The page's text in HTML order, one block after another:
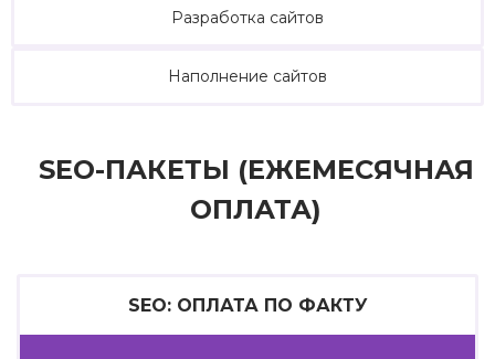
Разработка сайтов
Наполнение сайтов
SEO-ПАКЕТЫ (ЕЖЕМЕСЯЧНАЯ
ОПЛАТА)
SEO: ОПЛАТА ПО ФАКТУ